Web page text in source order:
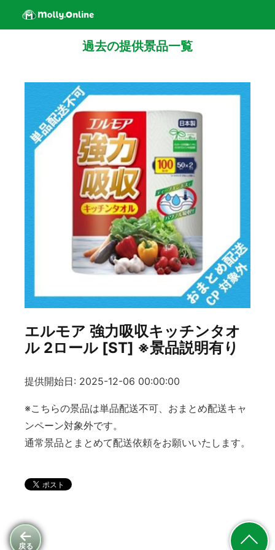
戻る
過去の提供景品一覧
エルモア 強力吸収キッチンタオ
ル 2ロール [ST] ※景品説明有り
提供開始日: 2025-12-06 00:00:00
※こちらの景品は単品配送不可、おまとめ配送キャ
ンペーン対象外です。
通常景品とまとめて配送依頼をお願いいたします。